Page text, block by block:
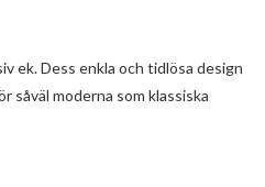
ek. Dess enkla och tidlösa design
såväl moderna som klassiska